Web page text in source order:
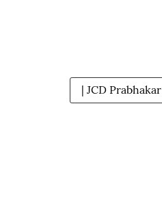
| JCD Prabhakar